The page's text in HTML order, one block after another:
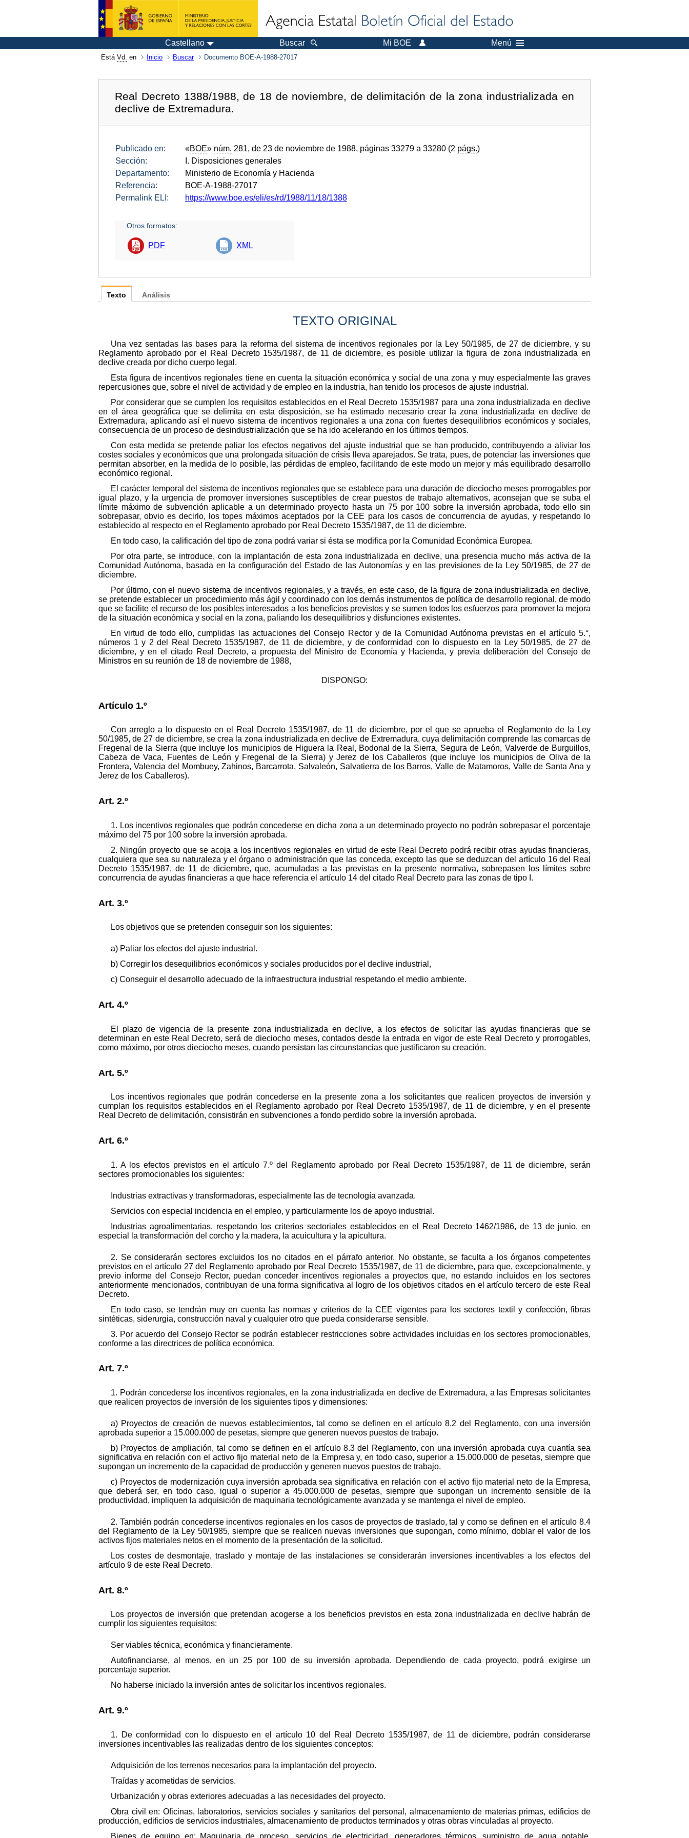
Castellano Buscar Mi BOE Menú
Está Vd. en Inicio Buscar Documento BOE-A-1988-27017
Real Decreto 1388/1988, de 18 de noviembre, de delimitación de la zona industrializada en
declive de Extremadura.
Publicado en: «BOE» núm. 281, de 23 de noviembre de 1988, páginas 33279 a 33280 (2 págs.)
Sección:
I. Disposiciones generales
Departamento:
Ministerio de Economía y Hacienda
Referencia:
BOE-A-1988-27017
Permalink ELI:
https://www.boe.es/eli/es/rd/1988/11/18/1388
Otros formatos:
PDF XML
Texto
TEXTO ORIGINAL
Una vez sentadas las bases para la reforma del sistema de incentivos regionales por la Ley 50/1985, de 27 de diciembre, y su
Reglamento aprobado por el Real Decreto 1535/1987, de 11 de diciembre, es posible utilizar la figura de zona industrializada en
declive creada por dicho cuerpo legal.
Esta figura de incentivos regionales tiene en cuenta la situación económica y social de una zona y muy especialmente las graves
repercusiones que, sobre el nivel de actividad y de empleo en la industria, han tenido los procesos de ajuste industrial.
Por considerar que se cumplen los requisitos establecidos en el Real Decreto 1535/1987 para una zona industrializada en declive
en el área geográfica que se delimita en esta disposición, se ha estimado necesario crear la zona industrializada en declive de
Extremadura, aplicando así el nuevo sistema de incentivos regionales a una zona con fuertes desequilibrios económicos y sociales,
consecuencia de un proceso de desindustrialización que se ha ido acelerando en los últimos tiempos.
Con esta medida se pretende paliar los efectos negativos del ajuste industrial que se han producido, contribuyendo a aliviar los
costes sociales y económicos que una prolongada situación de crisis lleva aparejados. Se trata, pues, de potenciar las inversiones que
permitan absorber, en la medida de lo posible, las pérdidas de empleo, facilitando de este modo un mejor y más equilibrado desarrollo
económico regional.
El carácter temporal del sistema de incentivos regionales que se establece para una duración de dieciocho meses prorrogables por
igual plazo, y la urgencia de promover inversiones susceptibles de crear puestos de trabajo alternativos, aconsejan que se suba el
límite máximo de subvención aplicable a un determinado proyecto hasta un 75 por 100 sobre la inversión aprobada, todo ello sin
sobrepasar, obvio es decirlo, los topes máximos aceptados por la CEE para los casos de concurrencia de ayudas, y respetando lo
establecido al respecto en el Reglamento aprobado por Real Decreto 1535/1987, de 11 de diciembre.
En todo caso, la calificación del tipo de zona podrá variar si ésta se modifica por la Comunidad Económica Europea.
Por otra parte, se introduce, con la implantación de esta zona industrializada en declive, una presencia mucho más activa de la
Comunidad Autónoma, basada en la configuración del Estado de las Autonomías y en las previsiones de la Ley 50/1985, de 27 de
diciembre.
Por último, con el nuevo sistema de incentivos regionales, y a través, en este caso, de la figura de zona industrializada en declive,
se pretende establecer un procedimiento más ágil y coordinado con los demás instrumentos de política de desarrollo regional, de modo
que se facilite el recurso de los posibles interesados a los beneficios previstos y se sumen todos los esfuerzos para promover la mejora
de la situación económica y social en la zona, paliando los desequilibrios y disfunciones existentes.
En virtud de todo ello, cumplidas las actuaciones del Consejo Rector y de la Comunidad Autónoma previstas en el artículo 5.°,
números 1 y 2 del Real Decreto 1535/1987, de 11 de diciembre, y de conformidad con lo dispuesto en la Ley 50/1985, de 27 de
diciembre, y en el citado Real Decreto, a propuesta del Ministro de Economía y Hacienda, y previa deliberación del Consejo de
Ministros en su reunión de 18 de noviembre de 1988,
DISPONGO:
Artículo 1.º
Con arreglo a lo dispuesto en el Real Decreto 1535/1987, de 11 de diciembre, por el que se aprueba el Reglamento de la Ley
50/1985, de 27 de diciembre, se crea la zona industrializada en declive de Extremadura, cuya delimitación comprende las comarcas de
Fregenal de la Sierra (que incluye los municipios de Higuera la Real, Bodonal de la Sierra, Segura de León, Valverde de Burguillos,
Cabeza de Vaca, Fuentes de León y Fregenal de la Sierra) y Jerez de los Caballeros (que incluye los municipios de Oliva de la
Frontera, Valencia del Mombuey, Zahinos, Barcarrota, Salvaleón, Salvatierra de los Barros, Valle de Matamoros, Valle de Santa Ana y
Jerez de los Caballeros).
Art. 2.º
1. Los incentivos regionales que podrán concederse en dicha zona a un determinado proyecto no podrán sobrepasar el porcentaje
máximo del 75 por 100 sobre la inversión aprobada.
2. Ningún proyecto que se acoja a los incentivos regionales en virtud de este Real Decreto podrá recibir otras ayudas financieras,
cualquiera que sea su naturaleza y el órgano o administración que las conceda, excepto las que se deduzcan del artículo 16 del Real
Decreto 1535/1987, de 11 de diciembre, que, acumuladas a las previstas en la presente normativa, sobrepasen los límites sobre
concurrencia de ayudas financieras a que hace referencia el artículo 14 del citado Real Decreto para las zonas de tipo I.
Art. 3.º
Los objetivos que se pretenden conseguir son los siguientes:
a) Paliar los efectos del ajuste industrial.
b) Corregir los desequilibrios económicos y sociales producidos por el declive industrial,
c) Conseguir el desarrollo adecuado de la infraestructura industrial respetando el medio ambiente.
Art. 4.º
El plazo de vigencia de la presente zona industrializada en declive, a los efectos de solicitar las ayudas financieras que se
determinan en este Real Decreto, será de dieciocho meses, contados desde la entrada en vigor de este Real Decreto y prorrogables,
como máximo, por otros dieciocho meses, cuando persistan las circunstancias que justificaron su creación.
Art. 5.º
Los incentivos regionales que podrán concederse en la presente zona a los solicitantes que realicen proyectos de inversión y
cumplan los requisitos establecidos en el Reglamento aprobado por Real Decreto 1535/1987, de 11 de diciembre, y en el presente
Real Decreto de delimitación, consistirán en subvenciones a fondo perdido sobre la inversión aprobada.
Art. 6.º
1. A los efectos previstos en el artículo 7.º del Reglamento aprobado por Real Decreto 1535/1987, de 11 de diciembre, serán
sectores promocionables los siguientes:
Industrias extractivas y transformadoras, especialmente las de tecnología avanzada.
Servicios con especial incidencia en el empleo, y particularmente los de apoyo industrial.
Industrias agroalimentarias, respetando los criterios sectoriales establecidos en el Real Decreto 1462/1986, de 13 de junio, en
especial la transformación del corcho y la madera, la acuicultura y la apicultura.
2. Se considerarán sectores excluidos los no citados en el párrafo anterior. No obstante, se faculta a los órganos competentes
previstos en el artículo 27 del Reglamento aprobado por Real Decreto 1535/1987, de 11 de diciembre, para que, excepcionalmente, y
previo informe del Consejo Rector, puedan conceder incentivos regionales a proyectos que, no estando incluidos en los sectores
anteriormente mencionados, contribuyan de una forma significativa al logro de los objetivos citados en el artículo tercero de este Real
Decreto.
En todo caso, se tendrán muy en cuenta las normas y criterios de la CEE vigentes para los sectores textil y confección, fibras
sintéticas, siderurgia, construcción naval y cualquier otro que pueda considerarse sensible.
3. Por acuerdo del Consejo Rector se podrán establecer restricciones sobre actividades incluidas en los sectores promocionables,
conforme a las directrices de política económica.
Art. 7.º
1. Podrán concederse los incentivos regionales, en la zona industrializada en declive de Extremadura, a las Empresas solicitantes
que realicen proyectos de inversión de los siguientes tipos y dimensiones:
a) Proyectos de creación de nuevos establecimientos, tal como se definen en el artículo 8.2 del Reglamento, con una inversión
aprobada superior a 15.000.000 de pesetas, siempre que generen nuevos puestos de trabajo.
b) Proyectos de ampliación, tal como se definen en el artículo 8.3 del Reglamento, con una inversión aprobada cuya cuantía sea
significativa en relación con el activo fijo material neto de la Empresa y, en todo caso, superior a 15.000.000 de pesetas, siempre que
supongan un incremento de la capacidad de producción y generen nuevos puestos de trabajo.
c) Proyectos de modernización cuya inversión aprobada sea significativa en relación con el activo fijo material neto de la Empresa,
que deberá ser, en todo caso, igual o superior a 45.000.000 de pesetas, siempre que supongan un incremento sensible de la
productividad, impliquen la adquisición de maquinaria tecnológicamente avanzada y se mantenga el nivel de empleo.
2. También podrán concederse incentivos regionales en los casos de proyectos de traslado, tal y como se definen en el artículo 8.4
del Reglamento de la Ley 50/1985, siempre que se realicen nuevas inversiones que supongan, como mínimo, doblar el valor de los
activos fijos materiales netos en el momento de la presentación de la solicitud.
Los costes de desmontaje, traslado y montaje de las instalaciones se considerarán inversiones incentivables a los efectos del
artículo 9 de este Real Decreto.
Art. 8.º
Los proyectos de inversión que pretendan acogerse a los beneficios previstos en esta zona industrializada en declive habrán de
cumplir los siguientes requisitos:
Ser viables técnica, económica y financieramente.
Autofinanciarse, al menos, en un 25 por 100 de su inversión aprobada. Dependiendo de cada proyecto, podrá exigirse un
porcentaje superior.
No haberse iniciado la inversión antes de solicitar los incentivos regionales.
Art. 9.º
1. De conformidad con lo dispuesto en el artículo 10 del Real Decreto 1535/1987, de 11 de diciembre, podrán considerarse
inversiones incentivables las realizadas dentro de los siguientes conceptos:
Adquisición de los terrenos necesarios para la implantación del proyecto.
Traídas y acometidas de servicios.
Urbanización y obras exteriores adecuadas a las necesidades del proyecto.
Obra civil en: Oficinas, laboratorios, servicios sociales y sanitarios del personal, almacenamiento de materias primas, edificios de
producción, edificios de servicios industriales, almacenamiento de productos terminados y otras obras vinculadas al proyecto.
Bienes de equipo en: Maquinaria de proceso, servicios de electricidad, generadores térmicos, suministro de agua potable,
Análisis